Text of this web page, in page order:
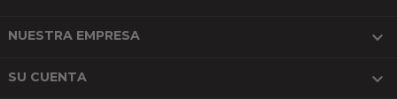
NUESTRA EMPRESA 
SU CUENTA 